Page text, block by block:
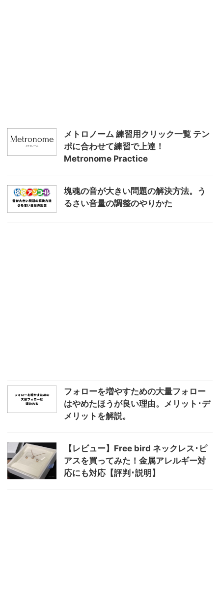
メトロノーム 練習用クリック一覧 テン
ポに合わせて練習で上達！
Metronome Practice
塊魂の音が大きい問題の解決方法。う
るさい音量の調整のやりかた
フォローを増やすための大量フォロー
はやめたほうが良い理由。メリット･デ
メリットを解説。
【レビュー】Free bird ネックレス･ピ
アスを買ってみた！金属アレルギー対
応にも対応【評判･説明】